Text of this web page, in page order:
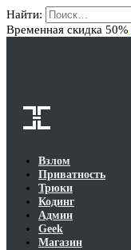
Найти:
Временная скидка 50%
Взлом
Приватность
Трюки
Кодинг
Админ
Geek
Магазин